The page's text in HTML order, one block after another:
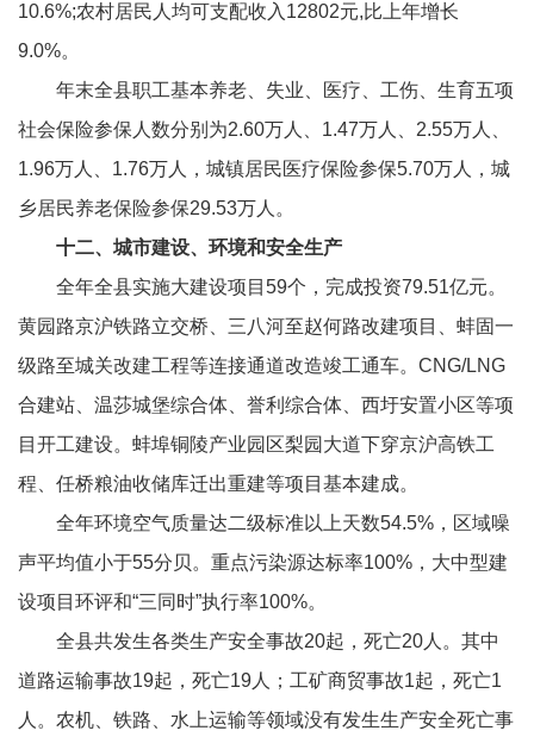
10.6%;农村居民人均可支配收入12802元,比上年增长
9.0%。
年末全县职工基本养老、失业、医疗、工伤、生育五项
社会保险参保人数分别为2.60万人、1.47万人、2.55万人、
1.96万人、1.76万人，城镇居民医疗保险参保5.70万人，城
乡居民养老保险参保29.53万人。
十二、城市建设、环境和安全生产
全年全县实施大建设项目59个，完成投资79.51亿元。
黄园路京沪铁路立交桥、三八河至赵何路改建项目、蚌固一
级路至城关改建工程等连接通道改造竣工通车。CNG/LNG
合建站、温莎城堡综合体、誉利综合体、西圩安置小区等项
目开工建设。蚌埠铜陵产业园区梨园大道下穿京沪高铁工
程、任桥粮油收储库迁出重建等项目基本建成。
全年环境空气质量达二级标准以上天数54.5%，区域噪
声平均值小于55分贝。重点污染源达标率100%，大中型建
设项目环评和“三同时”执行率100%。
全县共发生各类生产安全事故20起，死亡20人。其中
道路运输事故19起，死亡19人；工矿商贸事故1起，死亡1
人。农机、铁路、水上运输等领域没有发生生产安全死亡事